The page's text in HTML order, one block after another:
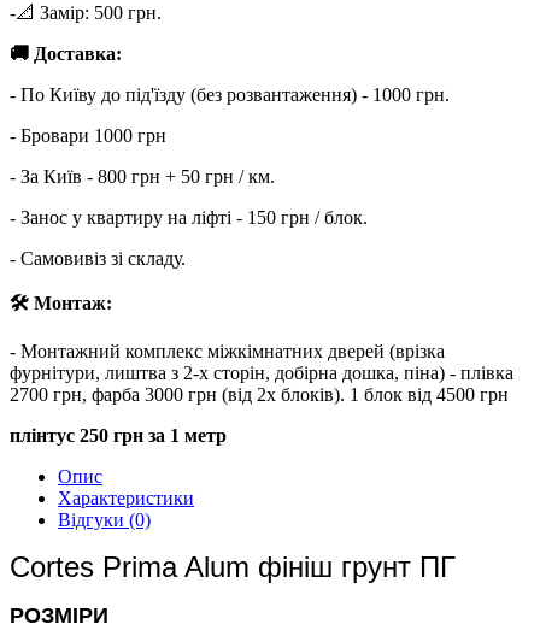
-📐 Замір: 500 грн.
🚚 Доставка:
- По Київу до під'їзду (без розвантаження) - 1000 грн.
- Бровари 1000 грн
- За Київ - 800 грн + 50 грн / км.
- Занос у квартиру на ліфті - 150 грн / блок.
- Самовивіз зі складу.
🛠 Монтаж:
- Монтажний комплекс міжкімнатних дверей (врізка
фурнітури, лиштва з 2-х сторін, добірна дошка, піна) - плівка
2700 грн, фарба 3000 грн (від 2х блоків). 1 блок від 4500 грн
плінтус 250 грн за 1 метр
Опис
Характеристики
Відгуки (0)
Cortes Prima Alum фініш грунт ПГ
РОЗМІРИ